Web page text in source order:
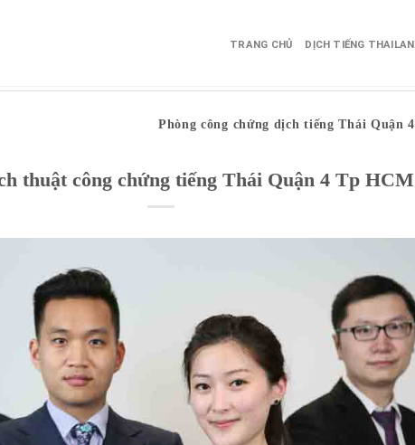
TRANG CHỦ DỊCH TIẾNG
Phòng công chứng dịch tiếng Thái Quận 4
thuật công chứng tiếng Thái Quận 4 Tp HCM